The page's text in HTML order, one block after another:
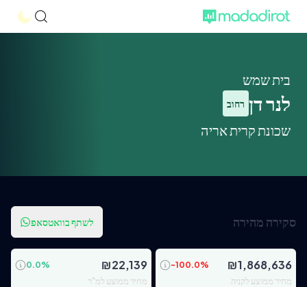
בית שמש
לנר דן רחוב
שכונת קרית אריה
סקירה מהירה לשתף בוואטסאפ
₪1,868,636
-100.0%
מחיר ממוצע לקניה
₪22,139
0.0%
מחיר ממוצע למ"ר